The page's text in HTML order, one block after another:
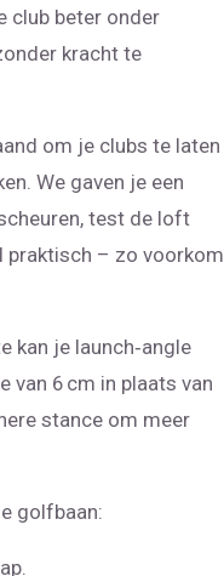
club beter onder
kracht te
om je clubs te laten
We gaven je een
test de loft
praktisch – zo voorkom
kan je launch‑angle
van 6 cm in plaats van
stance om meer
golfbaan: